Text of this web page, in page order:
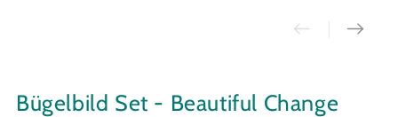
Bügelbild Set - Beautiful Change